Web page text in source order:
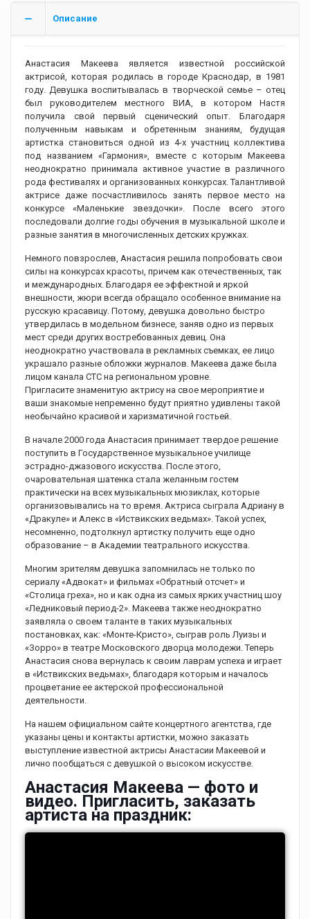
Описание
Анастасия Макеева является известной российской
актрисой, которая родилась в городе Краснодар, в 1981
году. Девушка воспитывалась в творческой семье – отец
был руководителем местного ВИА, в котором Настя
получила свой первый сценический опыт. Благодаря
полученным навыкам и обретенным знаниям, будущая
артистка становиться одной из 4-х участниц коллектива
под названием «Гармония», вместе с которым Макеева
неоднократно принимала активное участие в различного
рода фестивалях и организованных конкурсах. Талантливой
актрисе даже посчастливилось занять первое место на
конкурсе «Маленькие звездочки». После всего этого
последовали долгие годы обучения в музыкальной школе и
разные занятия в многочисленных детских кружках.
Немного повзрослев, Анастасия решила попробовать свои
силы на конкурсах красоты, причем как отечественных, так
и международных. Благодаря ее эффектной и яркой
внешности, жюри всегда обращало особенное внимание на
русскую красавицу. Потому, девушка довольно быстро
утвердилась в модельном бизнесе, заняв одно из первых
мест среди других востребованных девиц. Она
неоднократно участвовала в рекламных съемках, ее лицо
украшало разные обложки журналов. Макеева даже была
лицом канала СТС на региональном уровне.
Пригласите знаменитую актрису на свое мероприятие и
ваши знакомые непременно будут приятно удивлены такой
необычайно красивой и харизматичной гостьей.
В начале 2000 года Анастасия принимает твердое решение
поступить в Государственное музыкальное училище
эстрадно-джазового искусства. После этого,
очаровательная шатенка стала желанным гостем
практически на всех музыкальных мюзиклах, которые
организовывались на то время. Актриса сыграла Адриану в
«Дракуле» и Алекс в «Иствикских ведьмах». Такой успех,
несомненно, подтолкнул артистку получить еще одно
образование – в Академии театрального искусства.
Многим зрителям девушка запомнилась не только по
сериалу «Адвокат» и фильмах «Обратный отсчет» и
«Столица греха», но и как одна из самых ярких участниц шоу
«Ледниковый период-2». Макеева также неоднократно
заявляла о своем таланте в таких музыкальных
постановках, как: «Монте-Кристо», сыграв роль Луизы и
«Зорро» в театре Московского дворца молодежи. Теперь
Анастасия снова вернулась к своим лаврам успеха и играет
в «Иствикских ведьмах», благодаря которым и началось
процветание ее актерской профессиональной
деятельности.
На нашем официальном сайте концертного агентства, где
указаны цены и контакты артистки, можно заказать
выступление известной актрисы Анастасии Макеевой и
лично пообщаться с девушкой о высоком искусстве.
Анастасия Макеева — фото и
видео. Пригласить, заказать
артиста на праздник: